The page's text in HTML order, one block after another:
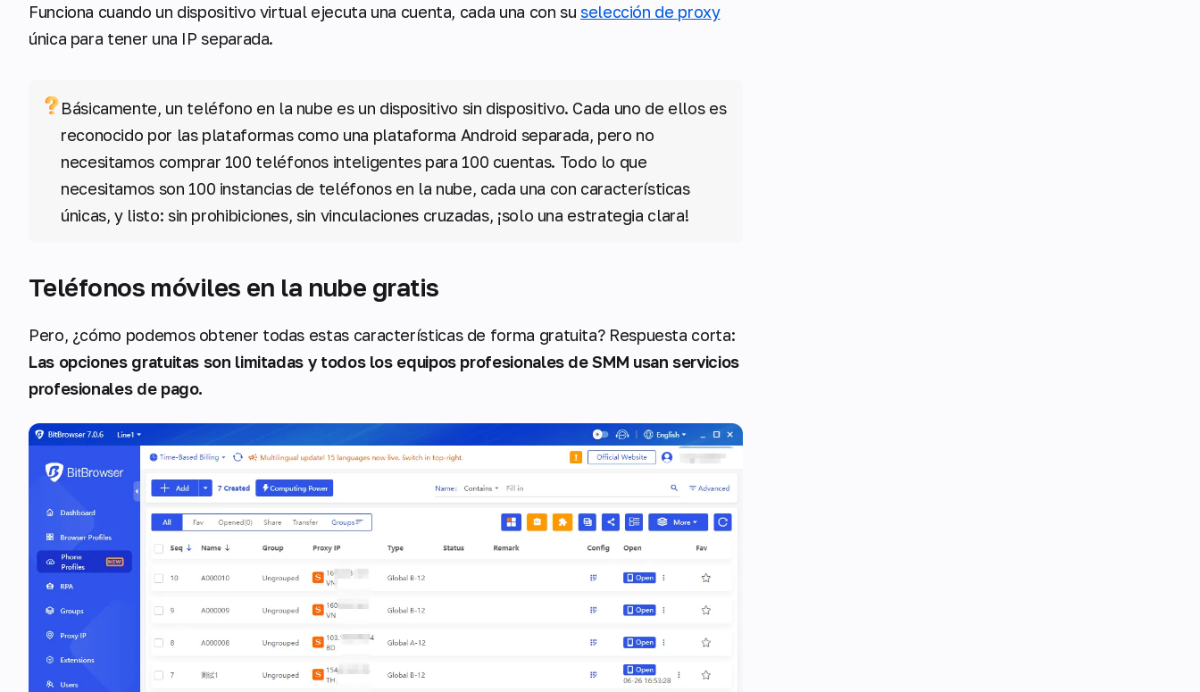
Funciona cuando un dispositivo virtual ejecuta una cuenta, cada una con suselección de proxy
única para tener una IP separada.
Básicamente, un teléfono en la nube es un dispositivo sin dispositivo. Cada uno de ellos es
reconocido por las plataformas como una plataforma Android separada, pero no
necesitamos comprar 100 teléfonos inteligentes para 100 cuentas. Todo lo que
necesitamos son 100 instancias de teléfonos en la nube, cada una con características
únicas, y listo: sin prohibiciones, sin vinculaciones cruzadas, ¡solo una estrategia clara!
Teléfonos móviles en la nube gratis
Pero, ¿cómo podemos obtener todas estas características de forma gratuita? Respuesta corta:
Las opciones gratuitas son limitadas y todos los equipos profesionales de SMM usan servicios
profesionales de pago.